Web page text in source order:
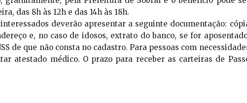
das 8h às 12h e das 14h às 18h.
deverão apresentar a seguinte documentação:
e, no caso de idosos, extrato do banco, se for
de que não consta no cadastro. Para pessoas com
atestado médico. O prazo para receber as carteiras de